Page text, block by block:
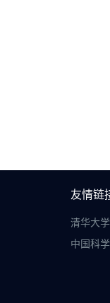
友情链
清华大
中国科